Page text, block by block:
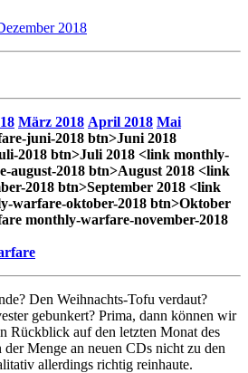
2018
März 2018 April 2018 Mai
juni-2018 btn>Juni 2018
2018 btn>Juli 2018 <link monthly-
2018 btn>August 2018 <link
2018 btn>September 2018 <link
warfare-oktober-2018 btn>Oktober
monthly-warfare-november-2018
Den Weihnachts-Tofu verdaut?
gebunkert? Prima, dann können wir
Rückblick auf den letzten Monat des
der Menge an neuen CDs nicht zu den
allerdings richtig reinhaute.